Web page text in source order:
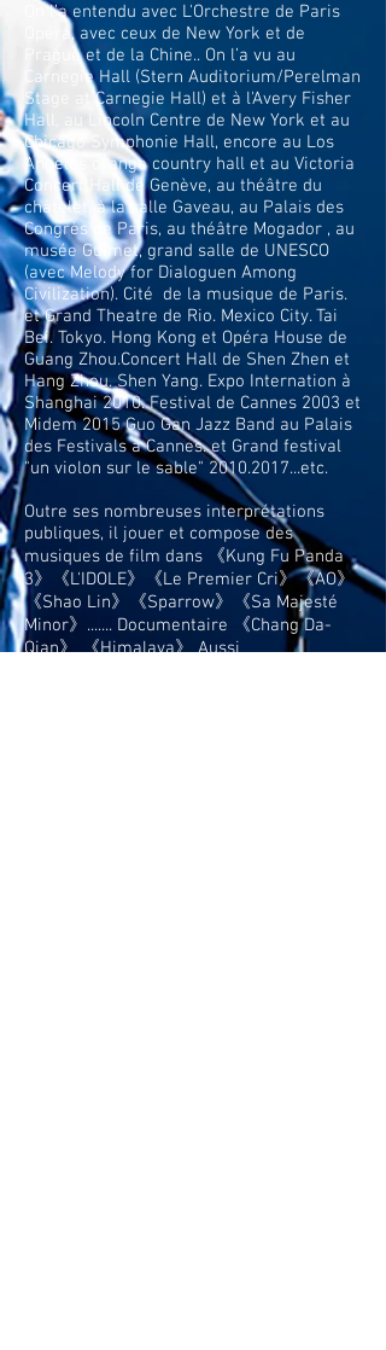
On l’a entendu avec L'Orchestre de Paris
Opéra, avec ceux de New York et de
Prague et de la Chine.. On l’a vu au
Carnegie Hall (Stern Auditorium/Perelman
Stage at Carnegie Hall) et à l'Avery Fisher
Hall, au Lincoln Centre de New York et au
Chicago Symphonie Hall, encore au Los
Angeles orange country hall et au Victoria
Concert Hall de Genève, au théâtre du
châtelet, à la salle Gaveau, au Palais des
Congrès de Paris, au théâtre Mogador , au
musée Guimet, grand salle de UNESCO
(avec Melody for Dialoguen Among
Civilization). Cité de la musique de Paris.
et Grand Theatre de Rio. Mexico City. Tai
Bei. Tokyo. Hong Kong et Opéra House de
Guang Zhou.Concert Hall de Shen Zhen et
Hang Zhou. Shen Yang. Expo Internation à
Shanghai 2010. Festival de Cannes 2003 et
Midem 2015 Guo Gan Jazz Band au Palais
des Festivals à Cannes. et Grand festival
"un violon sur le sable" 2010.2017...etc.
Outre ses nombreuses interprétations
publiques, il jouer et compose des
musiques de film dans 《Kung Fu Panda
3》《L'IDOLE》《Le Premier Cri》《AO》
《Shao Lin》《Sparrow》《Sa Majesté
Minor》....... Documentaire 《Chang Da-
Qian》 《Himalaya》 Aussi